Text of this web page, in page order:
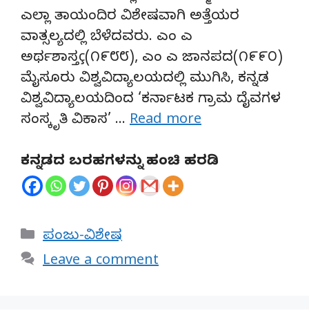
ಎಲ್ಲಾ ತಾಯಂದಿರ ವಿಶೇಷವಾಗಿ ಅತ್ತೆಯರ
ವಾತ್ಸಲ್ಯದಲ್ಲಿ ಬೆಳೆದವರು. ಎಂ ಎ
ಅರ್ಥಶಾಸ್ತç(೧೯೮೮), ಎಂ ಎ ಜಾನಪದ(೧೯೯೦)
ಮೈಸೂರು ವಿಶ್ವವಿದ್ಯಾಲಯದಲ್ಲಿ ಮುಗಿಸಿ, ಕನ್ನಡ
ವಿಶ್ವವಿದ್ಯಾಲಯದಿಂದ ‘ಕರ್ನಾಟಕ ಗ್ರಾಮ ದೈವಗಳ
ಸಂಸ್ಕೃತಿ ವಿಕಾಸ’ … Read more
ಕನ್ನಡದ ಬರಹಗಳನ್ನು ಹಂಚಿ ಹರಡಿ
Categories
ಪಂಜು-ವಿಶೇಷ
Leave a comment